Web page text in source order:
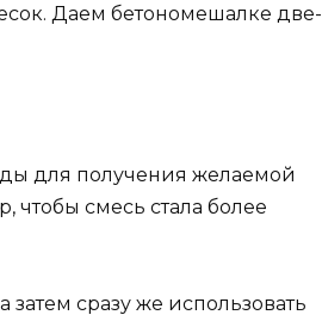
Даем бетономешалке две-
для получения желаемой
чтобы смесь стала более
затем сразу же использовать